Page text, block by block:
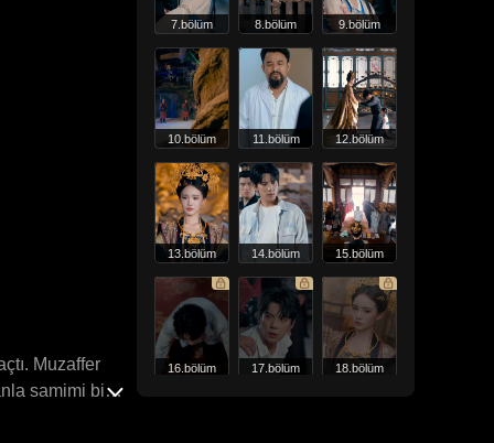
Muzaffer
samimi bir
7.bölüm 8.bölüm 9.bölüm
10.bölüm 11.bölüm 12.bölüm
13.bölüm 14.bölüm 15.bölüm
16.bölüm 17.bölüm 18.bölüm